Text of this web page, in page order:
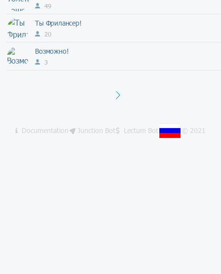
49
Ты Фрилансер!
20
Возможно!
3
Next
Documentation Junction Bot Lectum Bot © 2021